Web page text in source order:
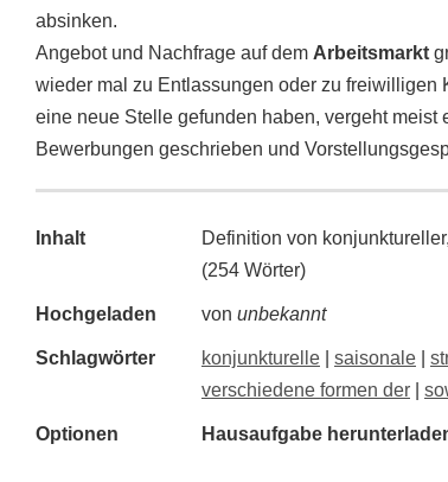
absinken.
Angebot und Nachfrage auf dem Arbeitsmarkt
wieder mal zu Entlassungen oder zu freiwilligen
eine neue Stelle gefunden haben, vergeht
Bewerbungen geschrieben und
Inhalt
Definition von
(254 Wörter)
Hochgeladen von unbekannt
Schlagwörter konjunkturelle saisonale
verschiedene formen der
Optionen Hausaufgabe